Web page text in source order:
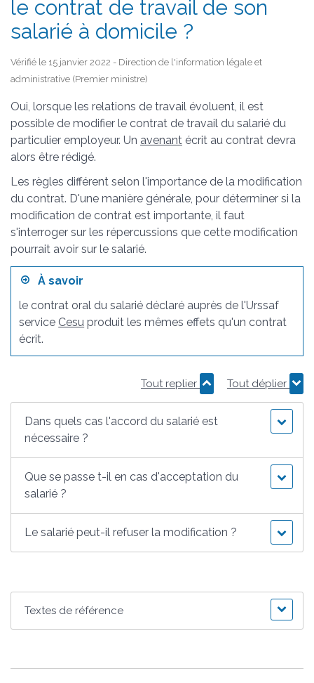
le contrat de travail de son
salarié à domicile ?
Vérifié le 15 janvier 2022 - Direction de l'information légale et
administrative (Premier ministre)
Oui, lorsque les relations de travail évoluent, il est
possible de modifier le contrat de travail du salarié du
particulier employeur. Un avenant écrit au contrat devra
alors être rédigé.
Les règles différent selon l'importance de la modification
du contrat. D'une manière générale, pour déterminer si la
modification de contrat est importante, il faut
s'interroger sur les répercussions que cette modification
pourrait avoir sur le salarié.
À savoir
le contrat oral du salarié déclaré auprès de l'Urssaf
service Cesu produit les mêmes effets qu'un contrat
écrit.
Tout replier Tout déplier
Dans quels cas l'accord du salarié est
nécessaire ?
Que se passe t-il en cas d'acceptation du
salarié ?
Le salarié peut-il refuser la modification ?
Textes de référence